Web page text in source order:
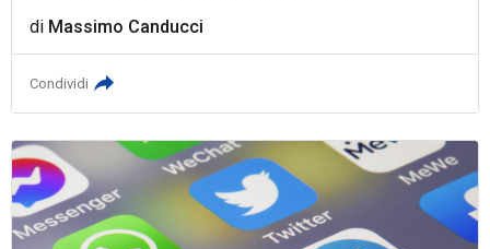
di Massimo Canducci
Condividi